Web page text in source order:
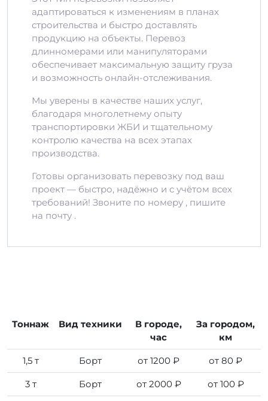
адаптироваться к изменениям в планах
строительства и быстро доставлять
продукцию на объекты. Перевоз
длинномерами или манипуляторами
обеспечивает максимальную защиту груза
и возможность онлайн-отслеживания.
Мы уверены в качестве наших услуг,
благодаря многолетнему опыту
транспортировки ЖБИ и тщательному
контролю качества на всех этапах
производства.
Готовы организовать перевозку под ваш
проект — быстро, надёжно и с учётом всех
требований! Звоните по номеру , пишите
на почту .
Тоннаж Вид техники
В городе,
час
За городом,
км
1,5 т Борт от 1200 ₽ от 80 ₽
3 т Борт от 2000 ₽ от 100 ₽